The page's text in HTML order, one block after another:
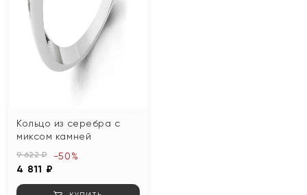
Кольцо из серебра с
миксом камней
9 622 ₽
4 811 ₽
-50%